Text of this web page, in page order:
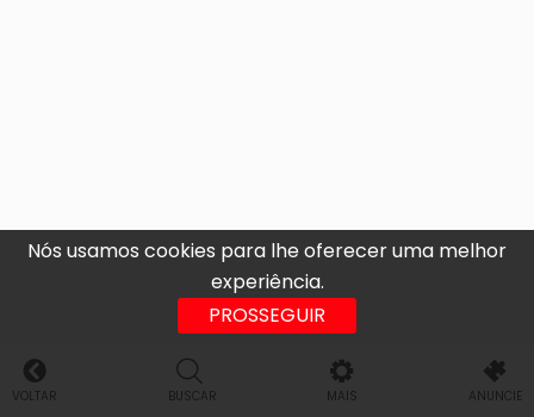
Nós usamos cookies para lhe oferecer uma melhor
experiência.
PROSSEGUIR
VOLTAR BUSCAR MAIS ANUNCIE